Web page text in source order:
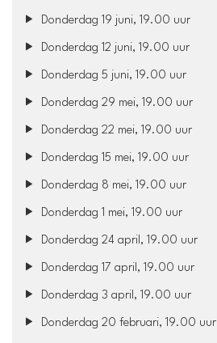
Donderdag 19 juni, 19.00 uur
Donderdag 12 juni, 19.00 uur
Donderdag 5 juni, 19.00 uur
Donderdag 29 mei, 19.00 uur
Donderdag 22 mei, 19.00 uur
Donderdag 15 mei, 19.00 uur
Donderdag 8 mei, 19.00 uur
Donderdag 1 mei, 19.00 uur
Donderdag 24 april, 19.00 uur
Donderdag 17 april, 19.00 uur
Donderdag 3 april, 19.00 uur
Donderdag 20 februari, 19.00 uur